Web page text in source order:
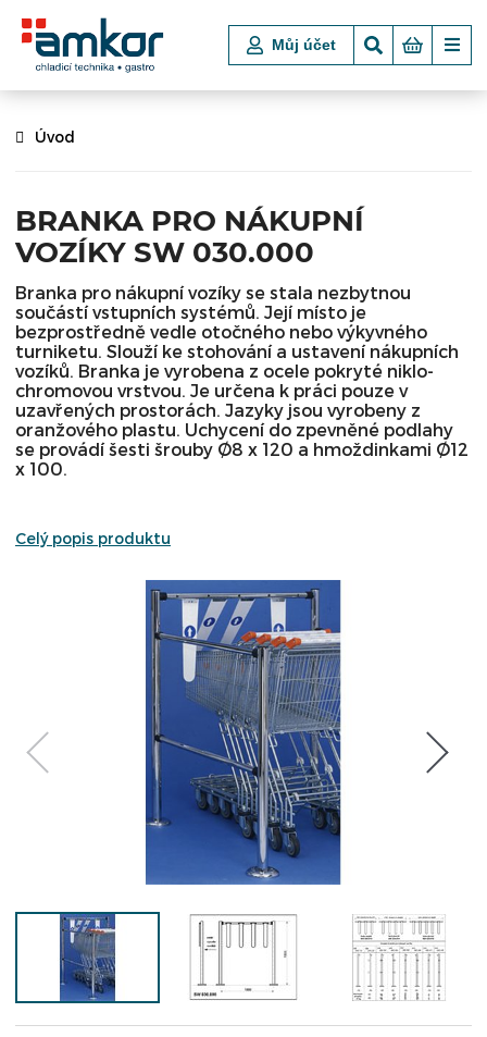
Můj účet
Úvod
BRANKA PRO NÁKUPNÍ
VOZÍKY SW 030.000
Branka pro nákupní vozíky se stala nezbytnou
součástí vstupních systémů. Její místo je
bezprostředně vedle otočného nebo výkyvného
turniketu. Slouží ke stohování a ustavení nákupních
vozíků. Branka je vyrobena z ocele pokryté niklo-
chromovou vrstvou. Je určena k práci pouze v
uzavřených prostorách. Jazyky jsou vyrobeny z
oranžového plastu. Uchycení do zpevněné podlahy
se provádí šesti šrouby Ø8 x 120 a hmoždinkami Ø12
x 100.
Celý popis produktu